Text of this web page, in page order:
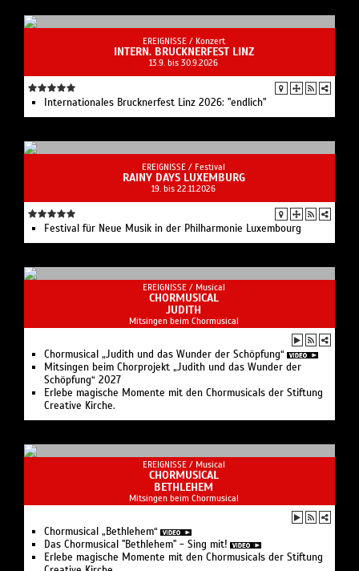
EREIGNISSE / Konzert
INTERN. BRUCKNERFEST LINZ
13.9. bis 30.9.2026
Internationales Brucknerfest Linz 2026: "endlich"
EREIGNISSE / Festival
RAINY DAYS LUXEMBURG
19. bis 22.11.2026
Festival für Neue Musik in der Philharmonie Luxembourg
EREIGNISSE / Musical
CHORMUSICAL
JUDITH
Mitsingen beim Chormusical
Chormusical „Judith und das Wunder der Schöpfung“
Mitsingen beim Chorprojekt „Judith und das Wunder der
Schöpfung“ 2027
Erlebe magische Momente mit den Chormusicals der Stiftung
Creative Kirche.
EREIGNISSE / Musical
CHORMUSICAL
BETHLEHEM
Mitsingen beim Chormusical
Chormusical „Bethlehem“
Das Chormusical "Bethlehem" - Sing mit!
Erlebe magische Momente mit den Chormusicals der Stiftung